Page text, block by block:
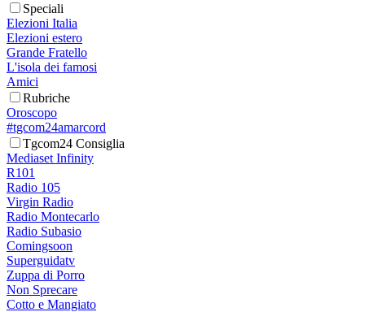
Speciali
Elezioni Italia
Elezioni estero
Grande Fratello
L'isola dei famosi
Amici
Rubriche
Oroscopo
#tgcom24amarcord
Tgcom24 Consiglia
Mediaset Infinity
R101
Radio 105
Virgin Radio
Radio Montecarlo
Radio Subasio
Comingsoon
Superguidatv
Zuppa di Porro
Non Sprecare
Cotto e Mangiato